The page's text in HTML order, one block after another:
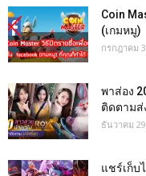
Coin
(เกมหมู)
กรกฎาคม
พาส่อง
ติดตามส่
ธันวาคม
แชร์เก็บ